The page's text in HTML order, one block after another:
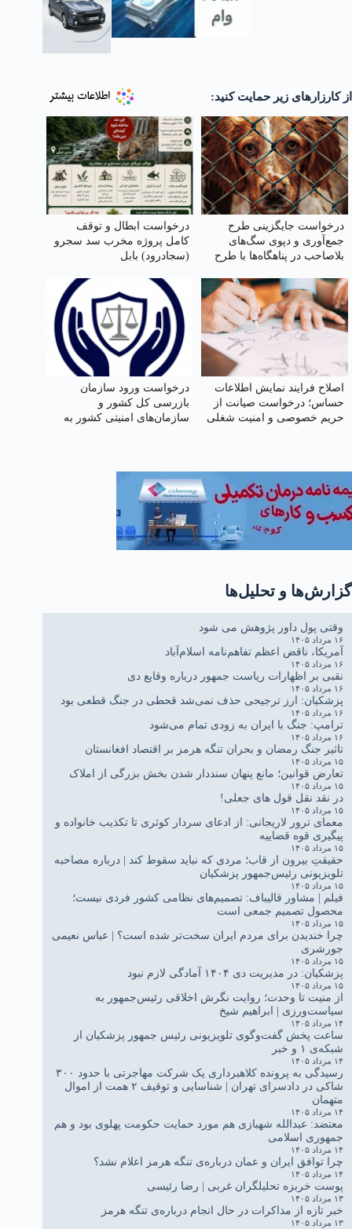
از کارزارهای زیر حمایت کنید:
درخواست جایگزینی طرح
جمع‌آوری و دپوی سگ‌های
بلاصاحب در پناهگاه‌ها با طرح
رهاسازی و فرهنگسازی
عمومی
درخواست ابطال و توقف
کامل پروژه مخرب سد سجرو
(سجادرود) بابل
اصلاح فرایند نمایش اطلاعات
حساس؛ درخواست صیانت از
حریم خصوصی و امنیت شغلی
درخواست ورود سازمان
بازرسی کل کشور و
سازمان‌های امنیتی کشور به
گزارش‌ها و تحلیل‌ها
وقتی پول داور پژوهش می شود
۱۶ مرداد ۱۴۰۵
آمریکا، ناقض اعظم تفاهم‌نامه اسلام‌آباد
۱۶ مرداد ۱۴۰۵
نقبی بر اظهارات ریاست جمهور درباره وقایع دی
۱۶ مرداد ۱۴۰۵
پزشکیان: ارز ترجیحی حذف نمی‌شد قحطی در جنگ قطعی بود
۱۶ مرداد ۱۴۰۵
ترامپ: جنگ با ایران به زودی تمام می‌شود
۱۶ مرداد ۱۴۰۵
تاثیر جنگ رمضان و بحران تنگه هرمز بر اقتصاد افغانستان
۱۵ مرداد ۱۴۰۵
تعارض قوانین؛ مانع پنهان سنددار شدن بخش بزرگی از املاک
۱۵ مرداد ۱۴۰۵
در نقد نقل قول های جعلی!
۱۵ مرداد ۱۴۰۵
معمای ترور لاریجانی: از ادعای سردار کوثری تا تکذیب خانواده و
پیگیری قوه قضاییه
۱۵ مرداد ۱۴۰۵
حقیقتِ بیرون از قاب؛ مردی که نباید سقوط کند | درباره مصاحبه
تلویزیونی رئیس‌جمهور پزشکیان
۱۵ مرداد ۱۴۰۵
فیلم | مشاور قالیباف: تصمیم‌های نظامی کشور فردی نیست؛
محصول تصمیم جمعی است
۱۵ مرداد ۱۴۰۵
چرا خندیدن برای مردم ایران سخت‌تر شده است؟ | عباس نعیمی
جورشری
۱۵ مرداد ۱۴۰۵
پزشکیان: در مدیریت دی ۱۴۰۴ آمادگی لازم نبود
۱۵ مرداد ۱۴۰۵
از منیت تا وحدت؛ روایت نگرش اخلاقی رئیس‌جمهور به
سیاست‌ورزی | ابراهیم شیخ
۱۴ مرداد ۱۴۰۵
ساعت پخش گفت‌وگوی تلویزیونی رئیس جمهور پزشکیان از
شبکه‌ی ۱ و خبر
۱۴ مرداد ۱۴۰۵
رسیدگی به پرونده کلاهبرداری یک شرکت مهاجرتی با حدود ۳۰۰
شاکی در دادسرای تهران | شناسایی و توقیف ۲ همت از اموال
متهمان
۱۴ مرداد ۱۴۰۵
معتضد: عبدالله شهبازی هم مورد حمایت حکومت پهلوی بود و هم
جمهوری اسلامی
۱۴ مرداد ۱۴۰۵
چرا توافق ایران و عمان درباره‌ی تنگه هرمز اعلام نشد؟
۱۴ مرداد ۱۴۰۵
پوست خربزه تحلیلگران غربی | رضا رئیسی
۱۳ مرداد ۱۴۰۵
خبر تازه از مذاکرات در حال انجام درباره‌ی تنگه هرمز
۱۳ مرداد ۱۴۰۵